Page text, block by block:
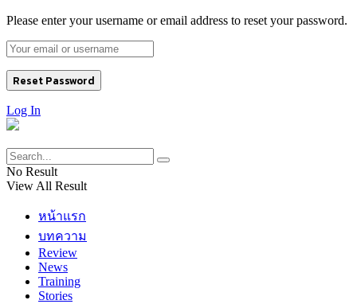
Please enter your username or email address to reset your password.
Log In
No Result
View All Result
หน้าแรก
บทความ
Review
News
Training
Stories